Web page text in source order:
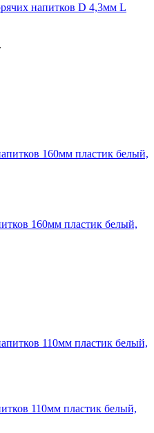
напитков D 4,3мм L
160мм пластик белый,
110мм пластик белый,